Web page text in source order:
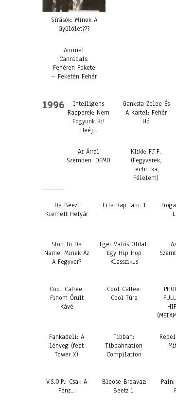
Sírásók: Minek A
Gyűlölet???
Animal
Cannibals:
Fehéren Fekete
– Feketén Fehér
1996
Intelligens
Rapperek: Nem
Fogyunk Ki!
Heéj…
Ganxsta Zolee És
A Kartel: Fehér
Hó
Az Árral
Szemben: DEMO
Klikk: F.T.F.
(Fegyverek,
Technika,
Félelem)
Da Beez:
Kiemelt Helyár
Fila Rap Jam: 1
Stop In Da
Name: Minek Az
A Fegyver?
Eger Valós Oldal:
Egy Hip Hop
Klasszikus
Cool Caffee:
Finom Őrült
Kávé
Cool Caffee:
Cool Túra
Fankadeli: A
lényeg (feat
Tower X)
Tibbah:
Tibbahnation
Compilation
V.S.O.P.: Csak A
Pénz…
Bloose Broavaz:
Beetz 1.